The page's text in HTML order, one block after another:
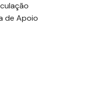
de Apoio